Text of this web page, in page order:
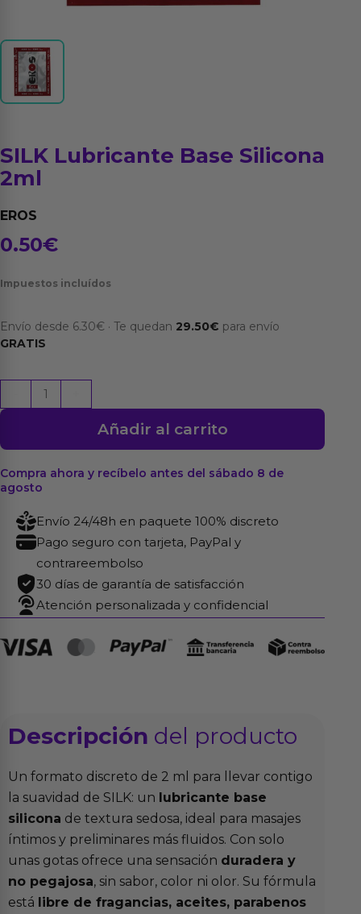
SILK Lubricante Base Silicona
2ml
EROS
0.50€
Impuestos incluídos
Envío desde 6.30€ · Te quedan 29.50€ para envío
GRATIS
Lubricante
Silicona
2ml
cantidad
Añadir al carrito
Compra ahora y recíbelo antes del sábado 8 de
agosto
Envío 24/48h en paquete 100% discreto
Pago seguro con tarjeta, PayPal y
contrareembolso
30 días de garantía de satisfacción
Atención personalizada y confidencial
Descripción del producto
Un formato discreto de 2 ml para llevar contigo
la suavidad de SILK: un lubricante base
silicona de textura sedosa, ideal para masajes
íntimos y preliminares más fluidos. Con solo
unas gotas ofrece una sensación duradera y
no pegajosa, sin sabor, color ni olor. Su fórmula
está libre de fragancias, aceites, parabenos